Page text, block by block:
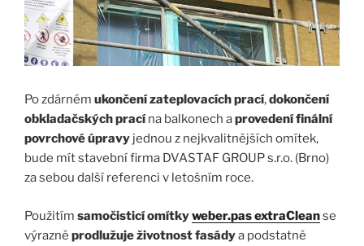
Po zdárném ukončení zateplovacích prací,dokončení
obkladačských prací na balkonech aprovedení finální
povrchové úpravy jednou z nejkvalitnějších omítek,
bude mít stavební firma DVASTAF GROUP s.r.o. (Brno)
za sebou další referenci v letošním roce.
Použitím samočisticí omítkyweber.pas extraCleanse
výrazně prodlužuježivotnost fasádya podstatně